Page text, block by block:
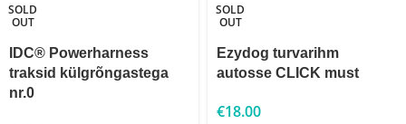
SOLD
OUT
IDC® Powerharness
traksid külgrõngastega
nr.0
SOLD
OUT
Ezydog turvarihm
autosse CLICK must
€18.00